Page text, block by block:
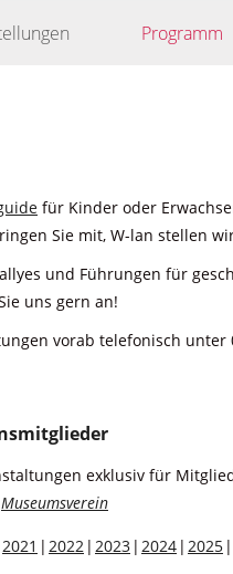
Programm
für Kinder oder
Sie mit, W-lan stellen
und Führungen für
uns gern an!
vorab telefonisch unter
exklusiv für
Museumsverein
2021 2022 2023 2024 2025